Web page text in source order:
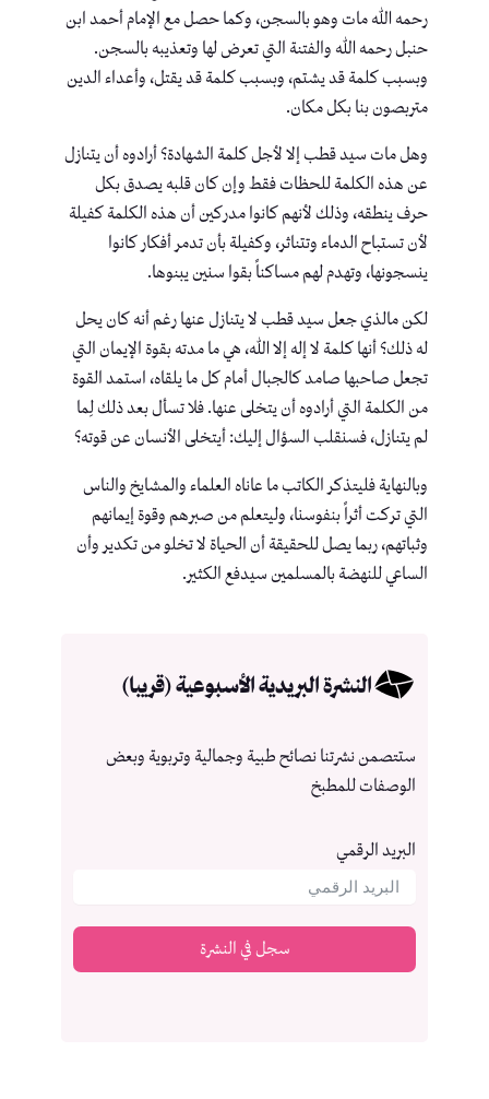
رحمه الله مات وهو بالسجن، وكما حصل مع الإمام أحمد ابن
حنبل رحمه الله والفتنة التي تعرض لها وتعذيبه بالسجن.
وبسبب كلمة قد يشتم، وبسبب كلمة قد يقتل، وأعداء الدين
متربصون بنا بكل مكان.
وهل مات سيد قطب إلا لأجل كلمة الشهادة؟ أرادوه أن يتنازل
عن هذه الكلمة للحظات فقط وإن كان قلبه يصدق بكل
حرف ينطقه، وذلك لأنهم كانوا مدركين أن هذه الكلمة كفيلة
لأن تستباح الدماء وتتناثر، وكفيلة بأن تدمر أفكار كانوا
ينسجونها، وتهدم لهم مساكناً بقوا سنين يبنوها.
لكن مالذي جعل سيد قطب لا يتنازل عنها رغم أنه كان يحل
له ذلك؟ أنها كلمة لا إله إلا الله، هي ما مدته بقوة الإيمان التي
تجعل صاحبها صامد كالجبال أمام كل ما يلقاه، استمد القوة
من الكلمة التي أرادوه أن يتخلى عنها. فلا تسأل بعد ذلك لِما
لم يتنازل، فسنقلب السؤال إليك: أيتخلى الأنسان عن قوته؟
وبالنهاية فليتذكر الكاتب ما عاناه العلماء والمشايخ والناس
التي تركت أثراً بنفوسنا، وليتعلم من صبرهم وقوة إيمانهم
وثباتهم، ربما يصل للحقيقة أن الحياة لا تخلو من تكدير وأن
الساعي للنهضة بالمسلمين سيدفع الكثير.
النشرة البريدية الأسبوعية (قريبا)
ستتصمن نشرتنا نصائح طبية وجمالية وتربوية وبعض
الوصفات للمطبخ
البريد الرقمي
سجل في النشرة